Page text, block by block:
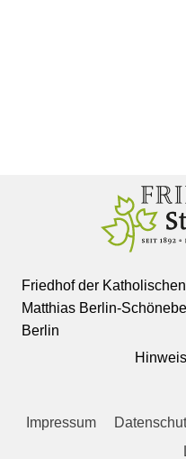
Friedhof der
Matthias Berlin-
Berlin
Impressum